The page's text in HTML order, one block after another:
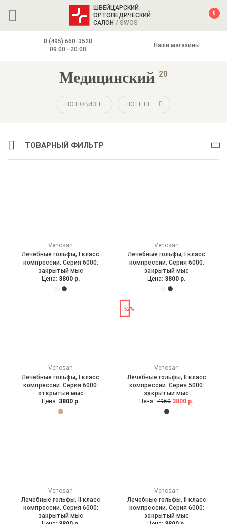
ШВЕЙЦАРСКИЙ
ОРТОПЕДИЧЕСКИЙ
САЛОН / SWOS
0
Наши магазины
8 (495) 660-3528
09:00—20:00
Медицинский 20
ПО НОВИЗНЕ ПО ЦЕНЕ
ТОВАРНЫЙ ФИЛЬТР
Venosan
Лечебные гольфы, I класс
компрессии. Серия 6000:
закрытый мыс
Цена: 3800 р.
Venosan
Лечебные гольфы, I класс
компрессии. Серия 6000:
закрытый мыс
Цена: 3800 р.
Venosan
Лечебные гольфы, I класс
компрессии. Серия 6000:
открытый мыс
Цена: 3800 р.
-52%
Venosan
Лечебные гольфы, II класс
компрессии. Серия 5000:
закрытый мыс
Цена: 7960 3800 р.
Venosan
Лечебные гольфы, II класс
компрессии. Серия 6000:
закрытый мыс
Venosan
Лечебные гольфы, II класс
компрессии. Серия 6000:
закрытый мыс